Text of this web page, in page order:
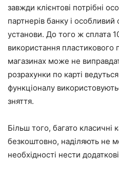
завжди клієнтові потрібні
партнерів банку і особливий
установи. До того ж сплата
використання пластикового
магазинах може не
розрахунки по карті
функціоналу
зняття.
Більш того, багато класичні
безкоштовно, наділяють не
необхідності нести